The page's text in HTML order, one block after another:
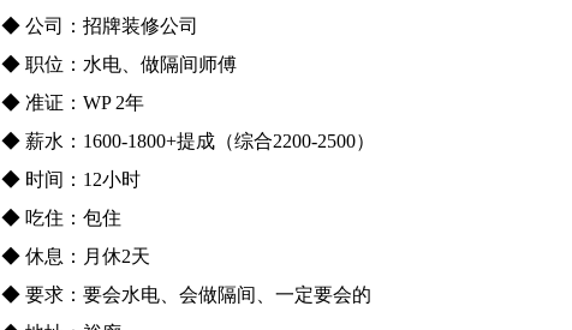
◆ 公司：招牌装修公司
◆ 职位：水电、做隔间师傅
◆ 准证：WP 2年
◆ 薪水：1600-1800+提成（综合2200-2500）
◆ 时间：12小时
◆ 吃住：包住
◆ 休息：月休2天
◆ 要求：要会水电、会做隔间、一定要会的